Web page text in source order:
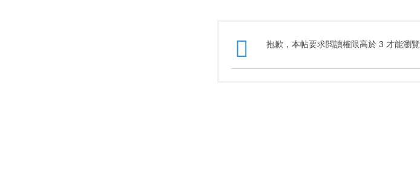
抱歉，本帖要求閲讀權限高於 3 才能瀏覽